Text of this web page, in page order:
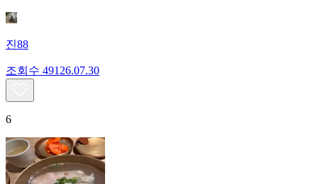
진88
조회수 491 26.07.30
6